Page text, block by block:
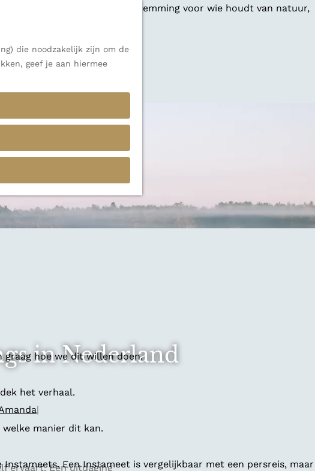
die noodzakelijk zijn om de
geef je aan hiermee
ook een veelzijdige bestemming voor wie houdt van natuur,
graag hoe we dit willen doen.
het verhaal.
manier dit kan.
Een Instameet is vergelijkbaar met een persreis, maar
in Nederland
|
ervaart. Een uitdaging